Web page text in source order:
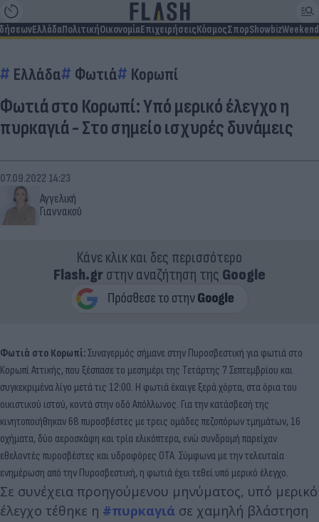
ΕλλάδαΠολιτικήΟικονομίαΕπιχειρήσειςΚόσμοςΣπορShowbizWeekend
Ελλάδα Φωτιά Κορωπί
Φωτιά στο Κορωπί: Υπό μερικό έλεγχο η
πυρκαγιά - Στο σημείο ισχυρές δυνάμεις
Αγγελική
Γιαννακού
07.09.2022 14:23
Κάνε κλικ και δες περισσότερο
Flash.grστην αναζήτηση της Google
Φωτιά στο Κορωπί:Συναγερμός σήμανε στην Πυροσβεστική για φωτιά στο
Κορωπί Αττικής, που ξέσπασε το μεσημέρι της Τετάρτης 7 Σεπτεμβρίου και
συγκεκριμένα λίγο μετά τις 12:00. Η φωτιά έκαιγε ξερά χόρτα, στα όρια του
οικιστικού ιστού, κοντά στην οδό Απόλλωνος. Για την κατάσβεσή της
κινητοποιήθηκαν 68 πυροσβέστες με τρεις ομάδες πεζοπόρων τμημάτων, 16
οχήματα, δύο αεροσκάφη και τρία ελικόπτερα, ενώ συνδρομή παρείχαν
εθελοντές πυροσβέστες και υδροφόρες ΟΤΑ. Σύμφωνα με την τελευταία
ενημέρωση από την Πυροσβεστική, η φωτιά έχει τεθεί υπό μερικό έλεγχο.
Σε συνέχεια προηγούμενου μηνύματος, υπό μερικό
έλεγχο τέθηκε η #πυρκαγιά σε χαμηλή βλάστηση